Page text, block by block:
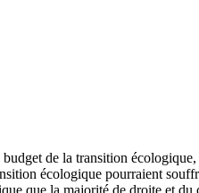
écologique pourraient
que la majorité de droite et